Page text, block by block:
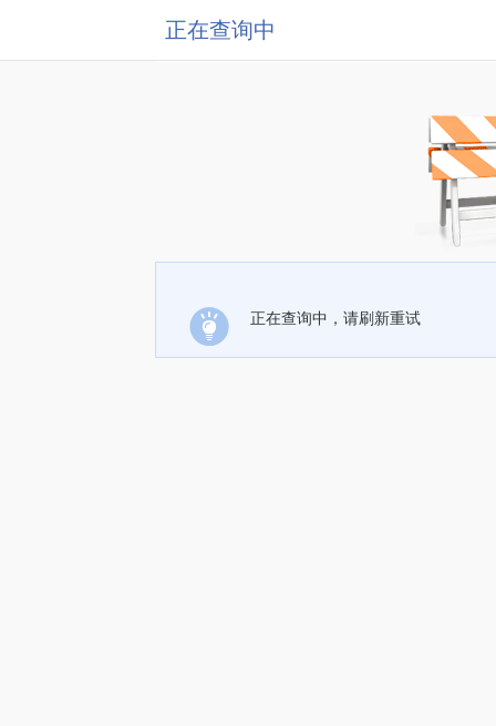
正在查询中
正在查询中，请刷新重试